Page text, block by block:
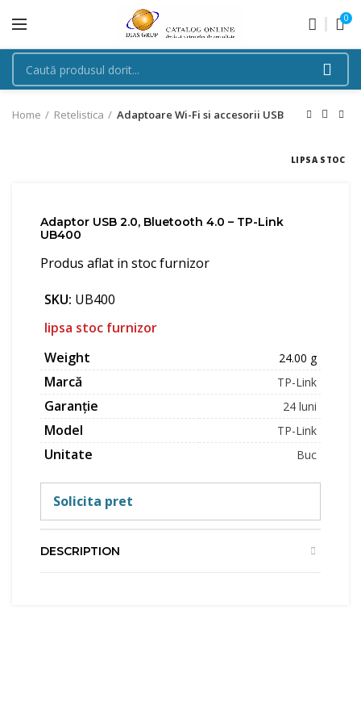
0
Home Retelistica Adaptoare Wi-Fi si accesorii USB
LIPSA STOC
Adaptor USB 2.0, Bluetooth 4.0 – TP-Link
UB400
Produs aflat in stoc furnizor
SKU: UB400
lipsa stoc furnizor
Weight
24.00 g
Marcă TP-Link
Garanție 24 luni
Model TP-Link
Unitate Buc
Solicita pret
DESCRIPTION